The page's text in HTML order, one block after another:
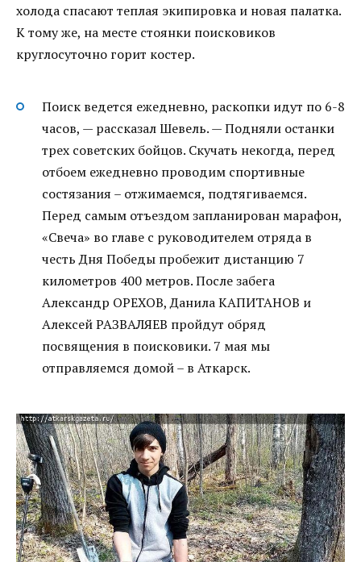
холода спасают теплая экипировка и новая палатка.
К тому же, на месте стоянки поисковиков
круглосуточно горит костер.
Поиск ведется ежедневно, раскопки идут по 6-8
часов, — рассказал Шевель. — Подняли останки
трех советских бойцов. Скучать некогда, перед
отбоем ежедневно проводим спортивные
состязания – отжимаемся, подтягиваемся.
Перед самым отъездом запланирован марафон,
«Свеча» во главе с руководителем отряда в
честь Дня Победы пробежит дистанцию 7
километров 400 метров. После забега
Александр ОРЕХОВ, Данила КАПИТАНОВ и
Алексей РАЗВАЛЯЕВ пройдут обряд
посвящения в поисковики. 7 мая мы
отправляемся домой – в Аткарск.